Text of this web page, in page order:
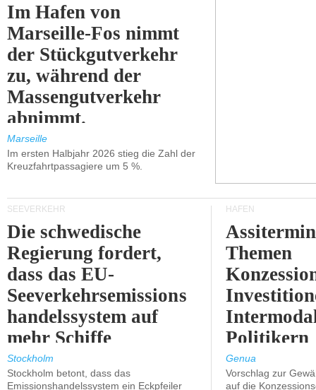
Im Hafen von
Marseille-Fos nimmt
der Stückgutverkehr
zu, während der
Massengutverkehr
abnimmt.
Marseille
Im ersten Halbjahr 2026 stieg die Zahl der
Kreuzfahrtpassagiere um 5 %.
SEEVERKEHR
Die schwedische
Regierung fordert,
dass das EU-
Seeverkehrsemissions
handelssystem auf
mehr Schiffe
ausgeweitet wird.
Stockholm
Stockholm betont, dass das
Emissionshandelssystem ein Eckpfeiler
HÄFEN
Themen
Politikern
Genua
Vorschlag zur
auf die